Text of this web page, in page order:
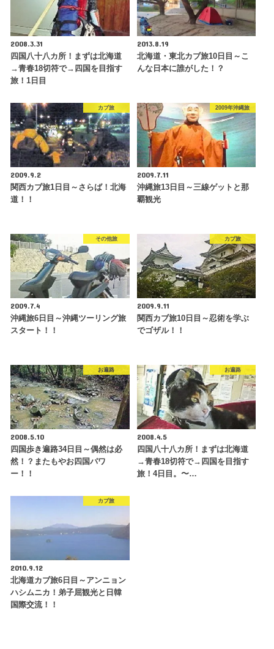
2008.3.31
四国八十八カ所！まずは北海道
→青春18切符で→四国を目指す
旅！1日目
2013.8.19
北海道・東北カブ旅10日目～こ
んな日本に誰がした！？
カブ旅
2009.9.2
関西カブ旅1日目～さらば！北海
道！！
2009年沖縄旅
2009.7.11
沖縄旅13日目～三線ゲットと那
覇観光
その他旅
2009.7.4
沖縄旅6日目～沖縄ツーリング旅
スタート！！
カブ旅
2009.9.11
関西カブ旅10日目～忍術を学ぶ
でゴザル！！
お遍路
2008.5.10
四国歩き遍路34日目～偶然は必
然！？またもやお四国パワ
ー！！
お遍路
2008.4.5
四国八十八カ所！まずは北海道
→青春18切符で→四国を目指す
旅！4日目。〜…
カブ旅
2010.9.12
北海道カブ旅6日目～アンニョン
ハシムニカ！弟子屈観光と日韓
国際交流！！